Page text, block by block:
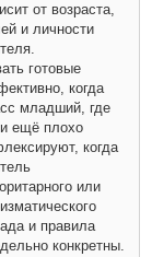
от возраста,
и личности
готовые
когда
младший, где
ещё плохо
когда
или
и правила
конкретны.